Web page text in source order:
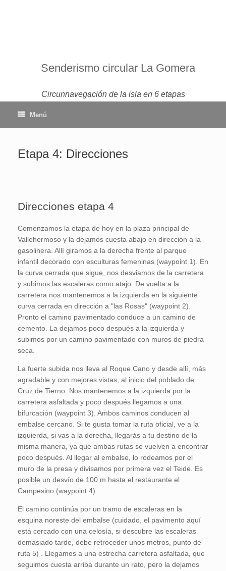
Senderismo circular La Gomera
Circunnavegación de la isla en 6 etapas
Menú
Etapa 4: Direcciones
Direcciones etapa 4
Comenzamos la etapa de hoy en la plaza principal de
Vallehermoso y la dejamos cuesta abajo en dirección a la
gasolinera. Allí giramos a la derecha frente al parque
infantil decorado con esculturas femeninas (waypoint 1). En
la curva cerrada que sigue, nos desviamos de la carretera
y subimos las escaleras como atajo. De vuelta a la
carretera nos mantenemos a la izquierda en la siguiente
curva cerrada en dirección a "las Rosas" (waypoint 2).
Pronto el camino pavimentado conduce a un camino de
cemento. La dejamos poco después a la izquierda y
subimos por un camino pavimentado con muros de piedra
seca.
La fuerte subida nos lleva al Roque Cano y desde allí, más
agradable y con mejores vistas, al inicio del poblado de
Cruz de Tierno. Nos mantenemos a la izquierda por la
carretera asfaltada y poco después llegamos a una
bifurcación (waypoint 3). Ambos caminos conducen al
embalse cercano. Si te gusta tomar la ruta oficial, ve a la
izquierda, si vas a la derecha, llegarás a tu destino de la
misma manera, ya que ambas rutas se vuelven a encontrar
poco después. Al llegar al embalse, lo rodeamos por el
muro de la presa y divisamos por primera vez el Teide. Es
posible un desvío de 100 m hasta el restaurante el
Campesino (waypoint 4).
El camino continúa por un tramo de escaleras en la
esquina noreste del embalse (cuidado, el pavimento aquí
está cercado con una celosía, si descubre las escaleras
demasiado tarde, debe retroceder unos metros, punto de
ruta 5) . Llegamos a una estrecha carretera asfaltada, que
seguimos cuesta arriba durante un rato, pero la dejamos